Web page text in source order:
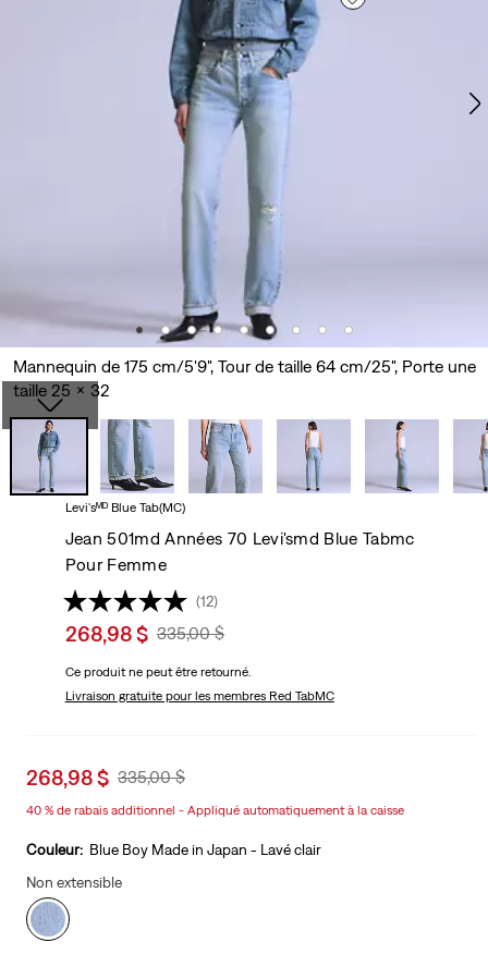
Mannequin de 175 cm/5'9", Tour de taille 64 cm/25", Porte une
taille 25 x 32
Levi'sᴹᴰ Blue Tab(MC)
Jean 501md Années 70 Levi'smd Blue Tabmc
Pour Femme
(12)
Sale
is
268,98 $ Original
Was
335,00 $
Ce produit ne peut être retourné.
Livraison gratuitepour les membres Red TabMC
Sale
is
268,98 $ Original
335,00 $
40 % de rabais additionnel - Appliqué automatiquement à la caisse
Couleur: Blue Boy Made in Japan - Lavé clair
Non extensible